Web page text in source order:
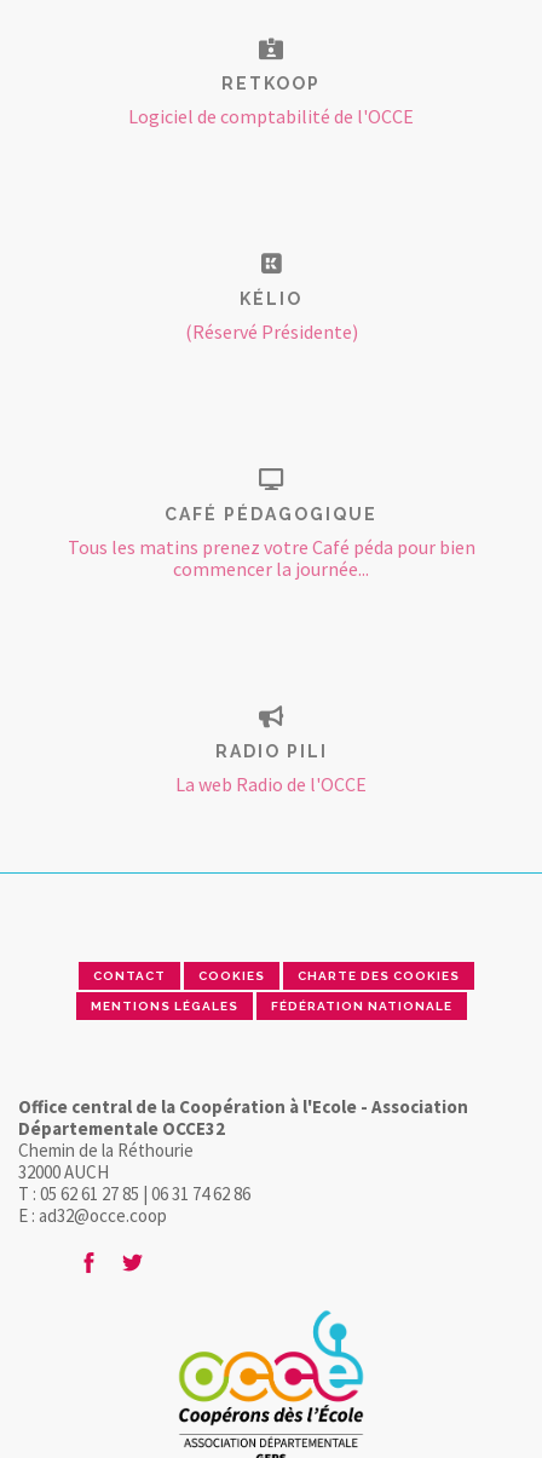
RETKOOP
Logiciel de comptabilité de l'OCCE
KÉLIO
(Réservé Présidente)
CAFÉ PÉDAGOGIQUE
Tous les matins prenez votre Café péda pour bien
commencer la journée...
RADIO PILI
La web Radio de l'OCCE
CONTACT COOKIES CHARTE DES COOKIES
MENTIONS LÉGALES FÉDÉRATION NATIONALE
Office central de la Coopération à l'Ecole - Association
Départementale OCCE32
Chemin de la Réthourie
32000 AUCH
T : 05 62 61 27 85 | 06 31 74 62 86
E : ad32@occe.coop